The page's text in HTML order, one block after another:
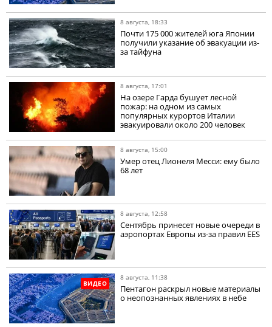
8 августа, 18:33
Почти 175 000 жителей юга Японии
получили указание об эвакуации из-
за тайфуна
8 августа, 17:01
На озере Гарда бушует лесной
пожар: на одном из самых
популярных курортов Италии
эвакуировали около 200 человек
8 августа, 15:00
Умер отец Лионеля Месси: ему было
68 лет
8 августа, 12:58
Сентябрь принесет новые очереди в
аэропортах Европы из-за правил EES
ВИДЕО
8 августа, 11:38
Пентагон раскрыл новые материалы
о неопознанных явлениях в небе